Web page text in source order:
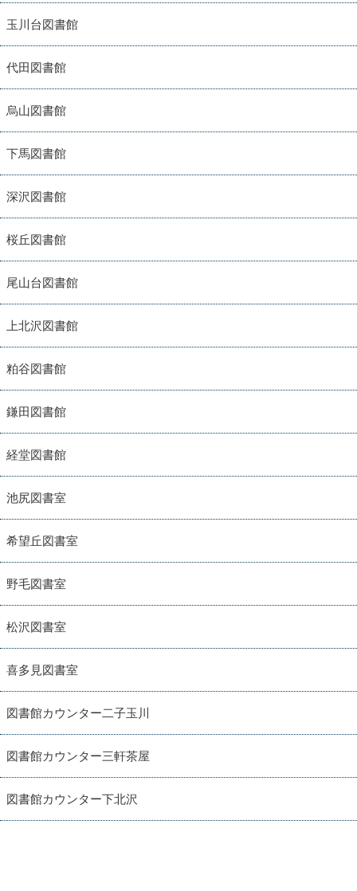
玉川台図書館
代田図書館
烏山図書館
下馬図書館
深沢図書館
桜丘図書館
尾山台図書館
上北沢図書館
粕谷図書館
鎌田図書館
経堂図書館
池尻図書室
希望丘図書室
野毛図書室
松沢図書室
喜多見図書室
図書館カウンター二子玉川
図書館カウンター三軒茶屋
図書館カウンター下北沢